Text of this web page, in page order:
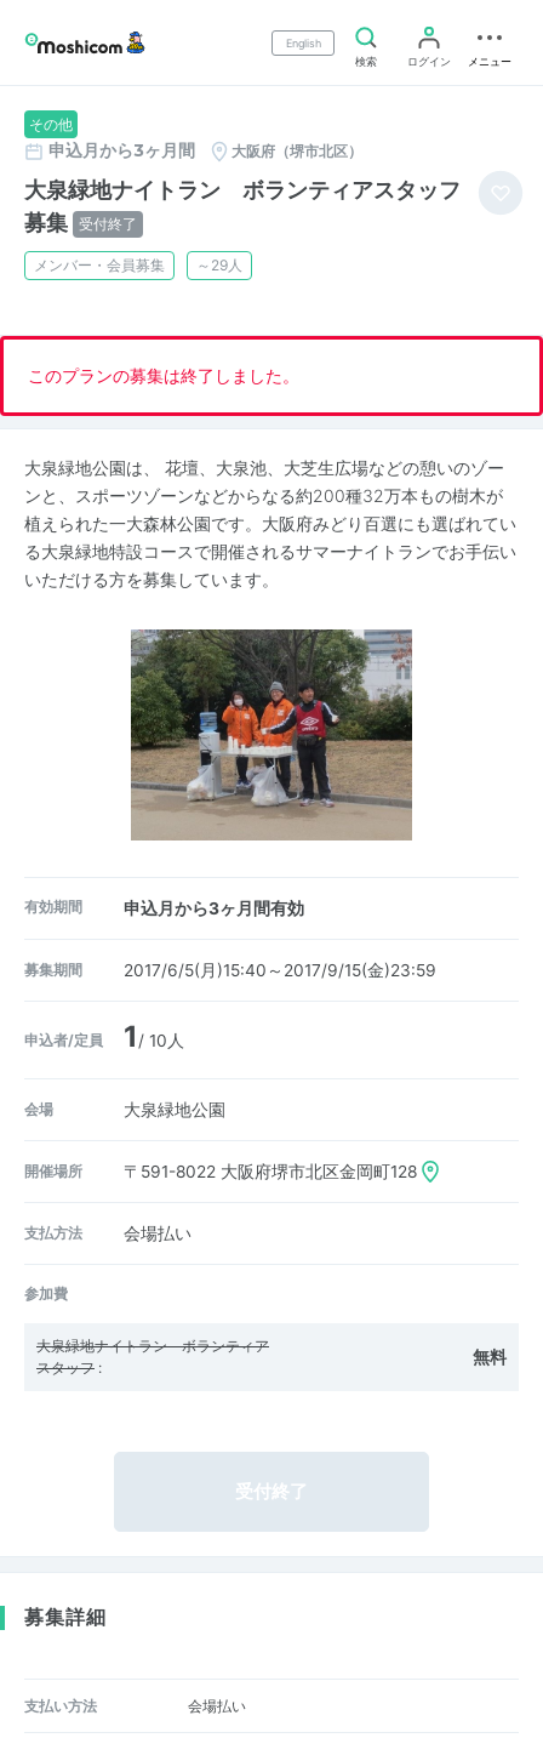
English
検索
ログイン メニュー
その他
申込月から3ヶ月間 大阪府（堺市北区）
大泉緑地ナイトラン ボランティアスタッフ
募集 受付終了
メンバー・会員募集 ～29人
このプランの募集は終了しました。
大泉緑地公園は、 花壇、大泉池、大芝生広場などの憩いのゾー
ンと、スポーツゾーンなどからなる約200種32万本もの樹木が
植えられた一大森林公園です。大阪府みどり百選にも選ばれてい
る大泉緑地特設コースで開催されるサマーナイトランでお手伝い
いただける方を募集しています。
有効期間 申込月から3ヶ月間有効
募集期間 2017/6/5(月)15:40～2017/9/15(金)23:59
申込者/定員 1 / 10人
会場 大泉緑地公園
開催場所 〒591-8022 大阪府堺市北区金岡町128
支払方法 会場払い
参加費
大泉緑地ナイトラン ボランティア
スタッフ : 無料
受付終了
募集詳細
支払い方法 会場払い